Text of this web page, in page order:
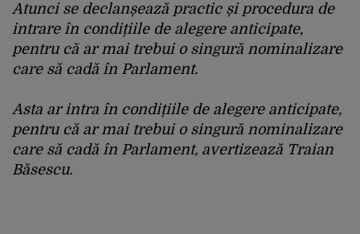
Atunci se declanșează practic și procedura de
intrare în condițiile de alegere anticipate,
pentru că ar mai trebui o singură nominalizare
care să cadă în Parlament.
Asta ar intra în condițiile de alegere anticipate,
pentru că ar mai trebui o singură nominalizare
care să cadă în Parlament, avertizează Traian
Băsescu.